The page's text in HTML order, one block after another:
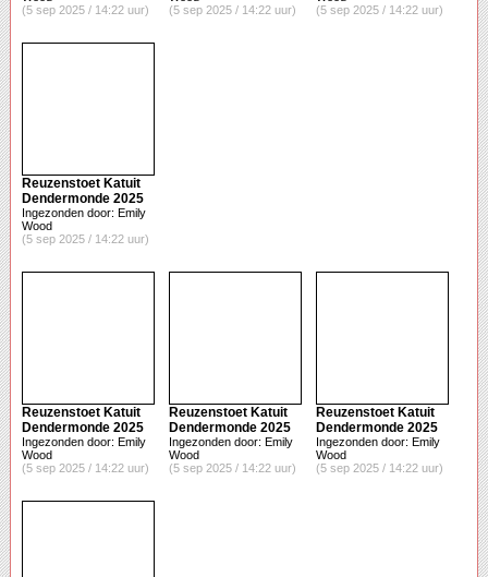
(5 sep 2025 / 14:22 uur)
(5 sep 2025 / 14:22 uur)
(5 sep 2025 / 14:22 uur)
Reuzenstoet Katuit
Dendermonde 2025
Ingezonden door: Emily
Wood
(5 sep 2025 / 14:22 uur)
Reuzenstoet Katuit
Dendermonde 2025
Ingezonden door: Emily
Wood
(5 sep 2025 / 14:22 uur)
Reuzenstoet Katuit
Dendermonde 2025
Ingezonden door: Emily
Wood
(5 sep 2025 / 14:22 uur)
Reuzenstoet Katuit
Dendermonde 2025
Ingezonden door: Emily
Wood
(5 sep 2025 / 14:22 uur)